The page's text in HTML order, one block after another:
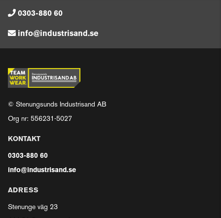
0303-880 60
info@industrisand.se
© Stenungsunds Industrisand AB
Org nr: 556231-5027
KONTAKT
0303-880 60
info@industrisand.se
ADRESS
Stenunge väg 23